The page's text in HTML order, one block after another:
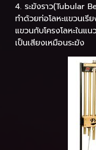
4. ระฆังราว(Tubular
ทำด้วยท่อโลหะแขวนเรี
แขวนกับโครงโลหะในแ
เป็นเสียงเหมือนระฆัง